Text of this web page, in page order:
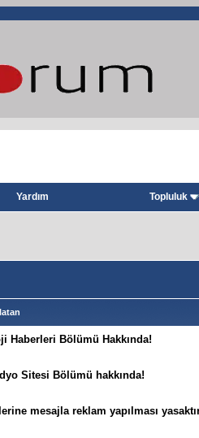
Yardım Topluluk
Haberleri Bölümü Hakkında!
Sitesi Bölümü hakkında!
mesajla reklam yapılması